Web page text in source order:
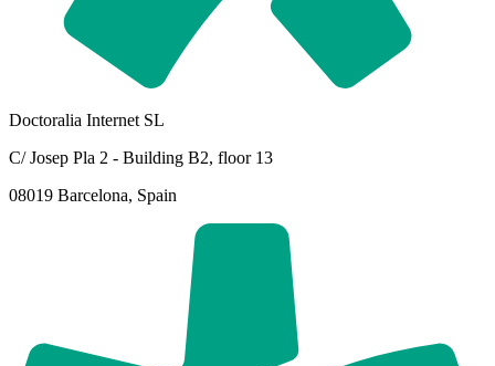
Doctoralia Internet SL
C/ Josep Pla 2 - Building B2, floor 13
08019 Barcelona, Spain